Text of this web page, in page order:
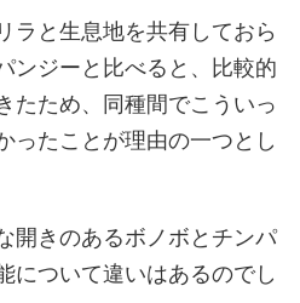
ラと生息地を共有しておら
ンジーと比べると、比較的
たため、同種間でこういっ
ったことが理由の一つとし
開きのあるボノボとチンパ
について違いはあるのでし